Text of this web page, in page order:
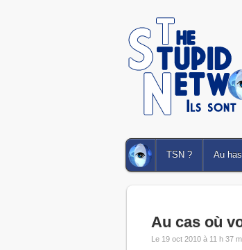
TSN ? Au
Au cas où
Le 19 oct 2010 à 11 h 37